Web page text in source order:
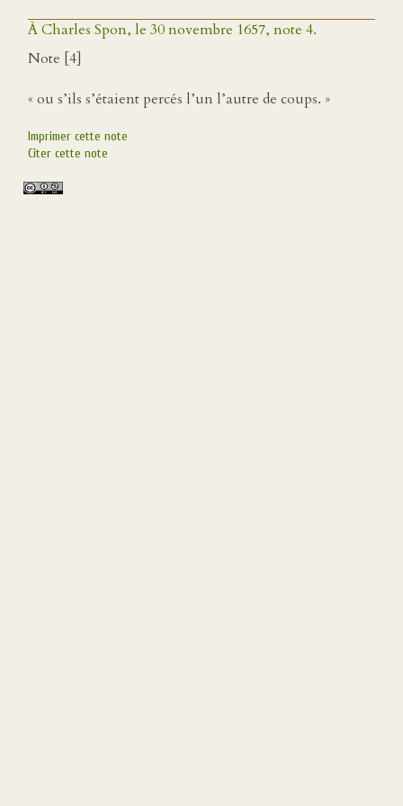
À Charles Spon, le 30 novembre 1657, note 4.
Note [4]
« ou s’ils s’étaient percés l’un l’autre de coups. »
Imprimer cette note
Citer cette note